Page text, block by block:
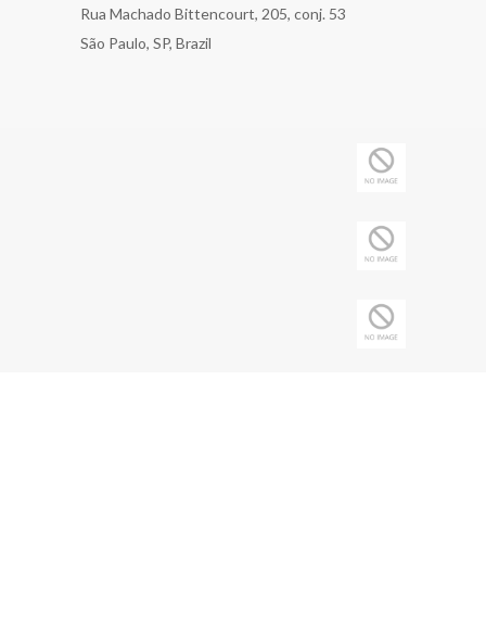
Rua Machado Bittencourt, 205, conj. 53
São Paulo, SP, Brazil